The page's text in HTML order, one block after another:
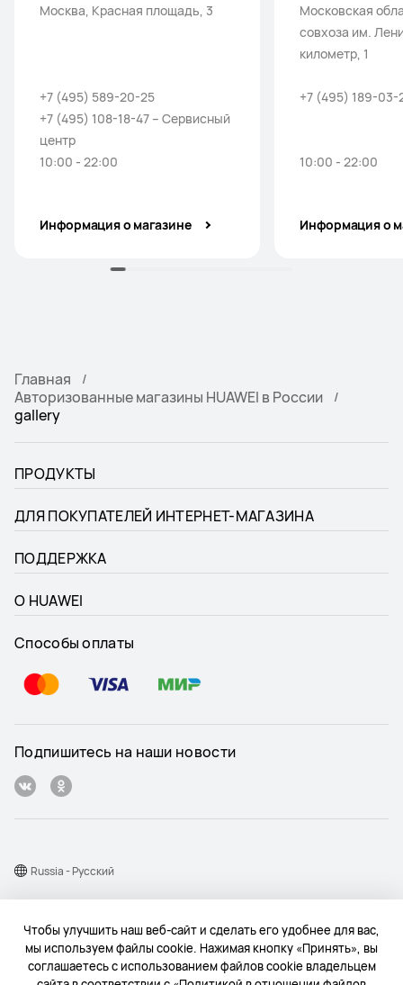
Чтобы улучшить наш веб-сайт и сделать его удобнее для вас,
мы используем файлы cookie. Нажимая кнопку «Принять», вы
соглашаетесь с использованием файлов cookie владельцем
Москва, Красная площадь, 3
+7 (495) 589-20-25
+7 (495) 108-18-47 – Сервисный
центр
10:00 - 22:00
Информация о магазине
Московская
совхоза им.
километр, 1
+7 (495) 189-03-
10:00 - 22:00
Информация о
Главная
Авторизованные магазины HUAWEI в России
gallery
ПРОДУКТЫ
ДЛЯ ПОКУПАТЕЛЕЙ ИНТЕРНЕТ-МАГАЗИНА
ПОДДЕРЖКА
О HUAWEI
Способы оплаты
Подпишитесь на наши новости
Условия использования веб-сайта
Политика конфиденциальности
Russia - Pусский